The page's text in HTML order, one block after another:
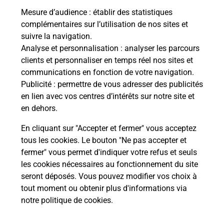
Mesure d’audience : établir des statistiques
complémentaires sur l’utilisation de nos sites et
suivre la navigation.
Analyse et personnalisation : analyser les parcours
clients et personnaliser en temps réel nos sites et
communications en fonction de votre navigation.
Publicité : permettre de vous adresser des publicités
en lien avec vos centres d’intérêts sur notre site et
en dehors.
En cliquant sur "Accepter et fermer" vous acceptez
tous les cookies. Le bouton "Ne pas accepter et
fermer" vous permet d'indiquer votre refus et seuls
les cookies nécessaires au fonctionnement du site
seront déposés. Vous pouvez modifier vos choix à
tout moment ou obtenir plus d'informations via
notre politique de cookies.
Boîte aux Lettres La Poste
Collecte du courrier aujourd'hui à 14h00
10 Avenue Paul Ramadier
12110 Viviez
Le lien s'ouvre dans un nouvel onglet
Localiser Liste Boîtes aux lettres Aveyron Viviez